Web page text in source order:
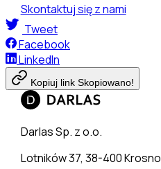
Skontaktuj się z nami
Tweet
Facebook
LinkedIn
Kopiuj link Skopiowano!
Darlas Sp. z o.o.
Lotników 37, 38-400 Krosno